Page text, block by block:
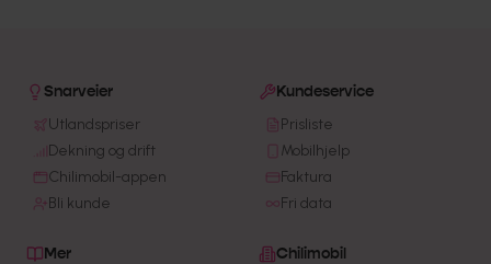
Snarveier
Utlandspriser
Dekning og drift
Chilimobil-appen
Bli kunde
Kundeservice
Prisliste
Mobilhjelp
Faktura
Fri data
Mer
Chilimobil